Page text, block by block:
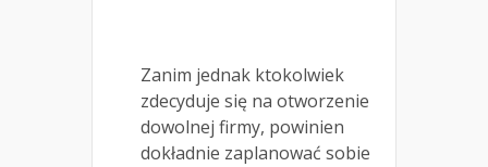
Zanim jednak ktokolwiek
zdecyduje się na otworzenie
dowolnej firmy, powinien
dokładnie zaplanować sobie